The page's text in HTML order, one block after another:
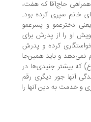
حاج‌آقا که هفت،
سپری کرده بود.
و پسرعمو
عمویش او را از پدرش برای
کرده و پدرش
و باید همین‌جا
جنیدی‌ها در
جور دیگری رقم
به دین آنها را